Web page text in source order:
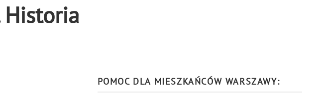
Historia
POMOC DLA MIESZKAŃCÓW WARSZAWY: